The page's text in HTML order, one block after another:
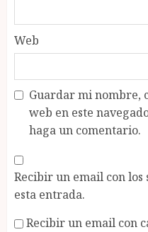
Web
Guardar mi nombre,
web en este
haga un comentario.
Recibir un email con
esta entrada.
Recibir un email con